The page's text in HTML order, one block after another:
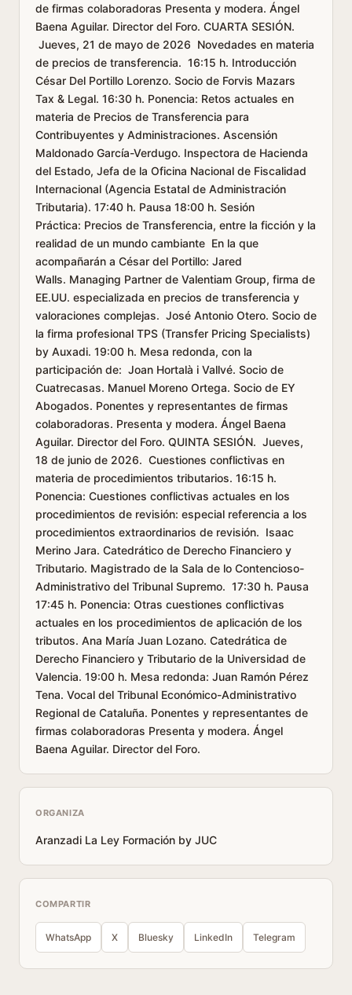
de firmas colaboradoras Presenta y modera. Ángel
Baena Aguilar. Director del Foro. CUARTA SESIÓN.
Jueves, 21 de mayo de 2026 Novedades en materia
de precios de transferencia. 16:15 h. Introducción
César Del Portillo Lorenzo. Socio de Forvis Mazars
Tax & Legal. 16:30 h. Ponencia: Retos actuales en
materia de Precios de Transferencia para
Contribuyentes y Administraciones. Ascensión
Maldonado García-Verdugo. Inspectora de Hacienda
del Estado, Jefa de la Oficina Nacional de Fiscalidad
Internacional (Agencia Estatal de Administración
Tributaria). 17:40 h. Pausa 18:00 h. Sesión
Práctica: Precios de Transferencia, entre la ficción y la
realidad de un mundo cambiante En la que
acompañarán a César del Portillo: Jared
Walls. Managing Partner de Valentiam Group, firma de
EE.UU. especializada en precios de transferencia y
valoraciones complejas. José Antonio Otero. Socio de
la firma profesional TPS (Transfer Pricing Specialists)
by Auxadi. 19:00 h. Mesa redonda, con la
participación de: Joan Hortalà i Vallvé. Socio de
Cuatrecasas. Manuel Moreno Ortega. Socio de EY
Abogados. Ponentes y representantes de firmas
colaboradoras. Presenta y modera. Ángel Baena
Aguilar. Director del Foro. QUINTA SESIÓN. Jueves,
18 de junio de 2026. Cuestiones conflictivas en
materia de procedimientos tributarios. 16:15 h.
Ponencia: Cuestiones conflictivas actuales en los
procedimientos de revisión: especial referencia a los
procedimientos extraordinarios de revisión. Isaac
Merino Jara. Catedrático de Derecho Financiero y
Tributario. Magistrado de la Sala de lo Contencioso-
Administrativo del Tribunal Supremo. 17:30 h. Pausa
17:45 h. Ponencia: Otras cuestiones conflictivas
actuales en los procedimientos de aplicación de los
tributos. Ana María Juan Lozano. Catedrática de
Derecho Financiero y Tributario de la Universidad de
Valencia. 19:00 h. Mesa redonda: Juan Ramón Pérez
Tena. Vocal del Tribunal Económico-Administrativo
Regional de Cataluña. Ponentes y representantes de
firmas colaboradoras Presenta y modera. Ángel
Baena Aguilar. Director del Foro.
ORGANIZA
Aranzadi La Ley Formación by JUC
COMPARTIR
WhatsApp X Bluesky LinkedIn Telegram